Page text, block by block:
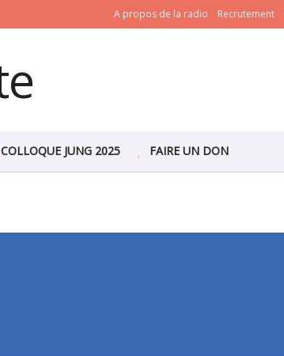
A propos de la radio Recrutement
COLLOQUE JUNG 2025 FAIRE UN DON